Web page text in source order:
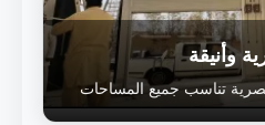
وأنيقة
تناسب جميع المساحات